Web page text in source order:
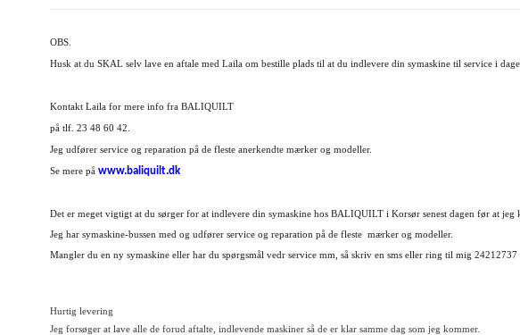
OBS.
Husk at du SKAL selv lave en aftale med Laila om bestille plads til at du indlevere din symaskine til service i
Kontakt Laila for mere info fra BALIQUILT
på tlf. 23 48 60 42.
Jeg udfører service og reparation på de fleste anerkendte mærker og modeller.
Se mere på www.baliquilt.dk
Det er meget vigtigt at du sørger for at indlevere din symaskine hos BALIQUILT i Korsør senest dagen før at jeg
Jeg har symaskine-bussen med og udfører service og reparation på de fleste mærker og modeller.
Mangler du en ny symaskine eller har du spørgsmål vedr service mm, så skriv en sms eller ring til mig 24212737
Hurtig levering
Jeg forsøger at lave alle de forud aftalte, indlevende maskiner så de er klar samme dag som jeg kommer.